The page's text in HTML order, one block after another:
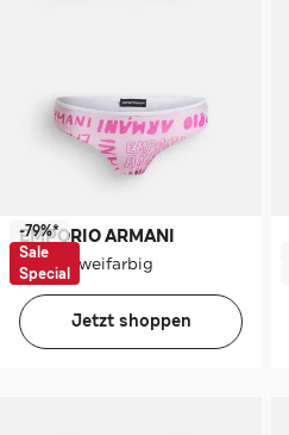
EMPORIO ARMANI
Bikini zweifarbig
-79%*
Sale
Special
Jetzt shoppen